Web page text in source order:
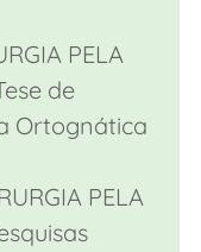
PELA
de
Ortognática
PELA